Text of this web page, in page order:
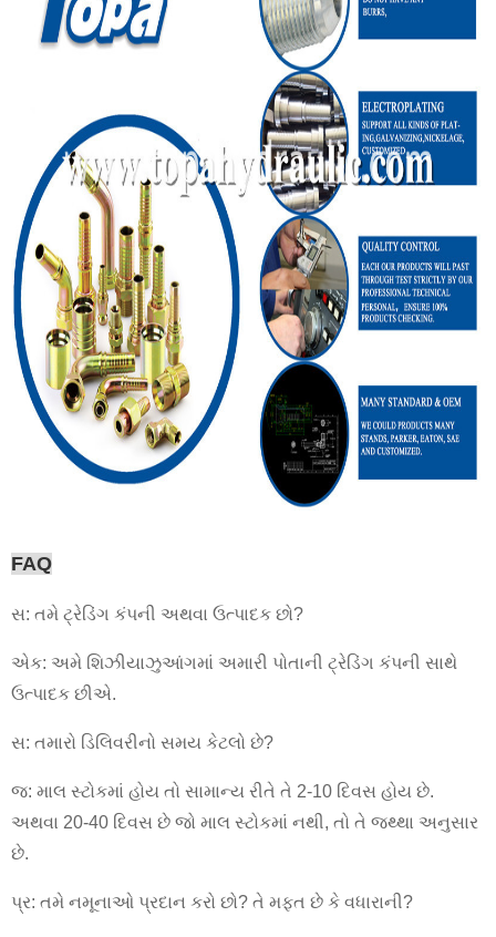
FAQ
સ: તમે ટ્રેડિંગ કંપની અથવા ઉત્પાદક છો?
એક: અમે શિઝીયાઝુઆંગમાં અમારી પોતાની ટ્રેડિંગ કંપની સાથે
ઉત્પાદક છીએ.
સ: તમારો ડિલિવરીનો સમય કેટલો છે?
જ: માલ સ્ટોકમાં હોય તો સામાન્ય રીતે તે 2-10 દિવસ હોય છે.
અથવા 20-40 દિવસ છે જો માલ સ્ટોકમાં નથી, તો તે જથ્થા અનુસાર
છે.
પ્ર: તમે નમૂનાઓ પ્રદાન કરો છો? તે મફત છે કે વધારાની?